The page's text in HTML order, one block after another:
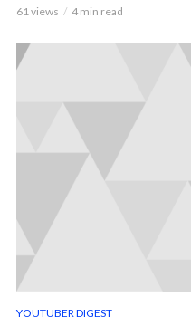
61 views 4 min read
YOUTUBER DIGEST